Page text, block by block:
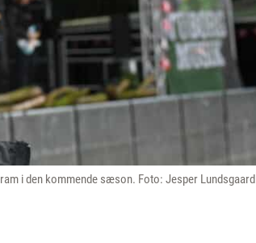
i den kommende sæson. Foto: Jesper Lundsgaard